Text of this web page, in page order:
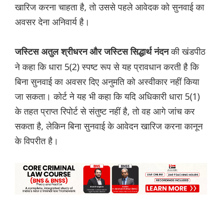
खारिज करना चाहता है, तो उससे पहले आवेदक को सुनवाई का
अवसर देना अनिवार्य है।
जस्टिस अतुल श्रीधरन और जस्टिस सिद्धार्थ नंदनकी खंडपीठ
ने कहा कि धारा 5(2) स्पष्ट रूप से यह प्रावधान करती है कि
बिना सुनवाई का अवसर दिए अनुमति को अस्वीकार नहीं किया
जा सकता। कोर्ट ने यह भी कहा कि यदि अधिकारी धारा 5(1)
के तहत प्राप्त रिपोर्ट से संतुष्ट नहीं है, तो वह आगे जांच कर
सकता है, लेकिन बिना सुनवाई के आवेदन खारिज करना कानून
के विपरीत है।